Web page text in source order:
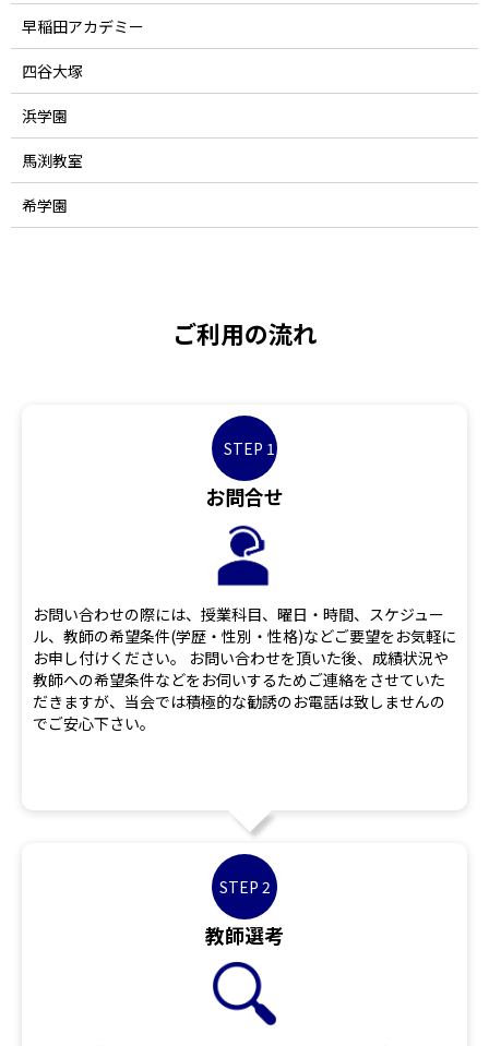
早稲田アカデミー
四谷大塚
浜学園
馬渕教室
希学園
ご利用の流れ
STEP 1
お問合せ
お問い合わせの際には、授業科目、曜日・時間、スケジュー
ル、教師の希望条件(学歴・性別・性格)などご要望をお気軽に
お申し付けください。 お問い合わせを頂いた後、成績状況や
教師への希望条件などをお伺いするためご連絡をさせていた
だきますが、当会では積極的な勧誘のお電話は致しませんの
でご安心下さい。
STEP 2
教師選考